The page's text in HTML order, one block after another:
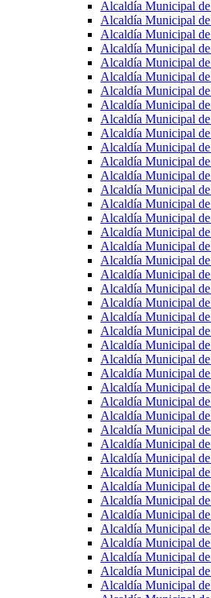
Alcaldía Municipal de
Alcaldía Municipal de
Alcaldía Municipal
Alcaldía Municipal
Alcaldía Municipal
Alcaldía Municipal
Alcaldía Municipal
Alcaldía Municipal
Alcaldía Municipal
Alcaldía Municipal
Alcaldía Municipal
Alcaldía Municipal de
Alcaldía Municipal
Alcaldía Municipal
Alcaldía Municipal
Alcaldía Municipal
Alcaldía Municipal de
Alcaldía Municipal
Alcaldía Municipal
Alcaldía Municipal
Alcaldía Municipal de
Alcaldía Municipal de
Alcaldía Municipal de
Alcaldía Municipal
Alcaldía Municipal
Alcaldía Municipal
Alcaldía Municipal
Alcaldía Municipal de
Alcaldía Municipal
Alcaldía Municipal de
Alcaldía Municipal
Alcaldía Municipal
Alcaldía Municipal
Alcaldía Municipal
Alcaldía Municipal de
Alcaldía Municipal de
Alcaldía Municipal de
Alcaldía Municipal de
Alcaldía Municipal de
Alcaldía Municipal
Alcaldía Municipal de
Alcaldía Municipal